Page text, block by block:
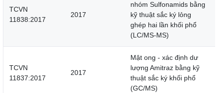
TCVN
11838:2017
2017
nhóm Sulfonamids bằng
kỹ thuật sắc ký lỏng
ghép hai lần khối phổ
(LC/MS-MS)
TCVN
11837:2017
2017
Mật ong - xác định dư
lượng Amitraz bằng kỹ
thuật sắc ký khối phổ
(GC/MS)